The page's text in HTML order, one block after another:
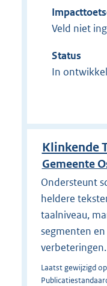
Veld niet
Status
In
Klinkende
Gemeente
Ondersteunt
heldere
taalniveau,
segmenten
verbeteringen.
Laatst gewijzigd